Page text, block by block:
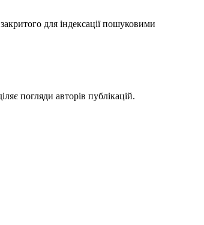
для індексації пошуковими
погляди авторів публікацій.